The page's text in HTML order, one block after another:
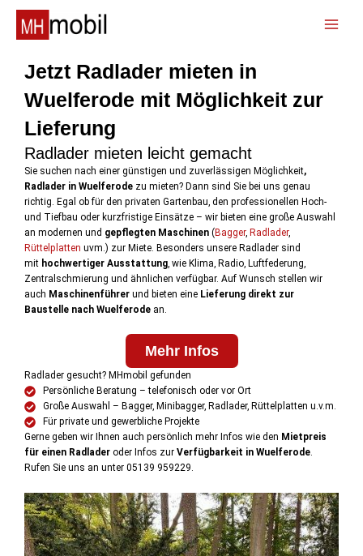
Inhalt
springen
Jetzt Radlader mieten in
Wuelferode mit Möglichkeit zur
Lieferung
Radlader mieten leicht gemacht
Sie suchen nach einer günstigen und zuverlässigen Möglichkeit,
Radlader in Wuelferode zu mieten? Dann sind Sie bei uns genau
richtig. Egal ob für den privaten Gartenbau, den professionellen Hoch-
und Tiefbau oder kurzfristige Einsätze – wir bieten eine große Auswahl
an modernen und gepflegten Maschinen (Bagger, Radlader,
Rüttelplatten uvm.) zur Miete. Besonders unsere Radlader sind
mit hochwertiger Ausstattung , wie Klima, Radio, Luftfederung,
Zentralschmierung und ähnlichen verfügbar. Auf Wunsch stellen wir
auch Maschinenführer und bieten eine Lieferung direkt zur
Baustelle nach Wuelferode an.
Mehr Infos
Radlader gesucht? MHmobil gefunden
Persönliche Beratung – telefonisch oder vor Ort
Große Auswahl – Bagger, Minibagger, Radlader, Rüttelplatten u.v.m.
Für private und gewerbliche Projekte
Gerne geben wir Ihnen auch persönlich mehr Infos wie den Mietpreis
für einen Radlader oder Infos zur Verfügbarkeit in Wuelferode.
Rufen Sie uns an unter 05139 959229.